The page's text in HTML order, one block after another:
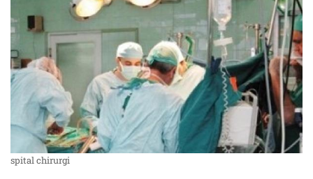
spital chirurgi